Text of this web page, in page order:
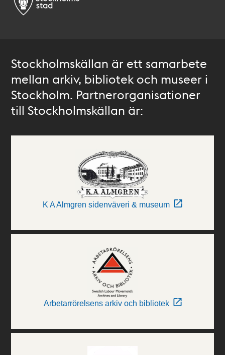
Stockholmskällan är ett samarbete
mellan arkiv, bibliotek och museer i
Stockholm. Partnerorganisationer
till Stockholmskällan är:
K A Almgren sidenväveri & museum
Arbetarrörelsens arkiv och bibliotek